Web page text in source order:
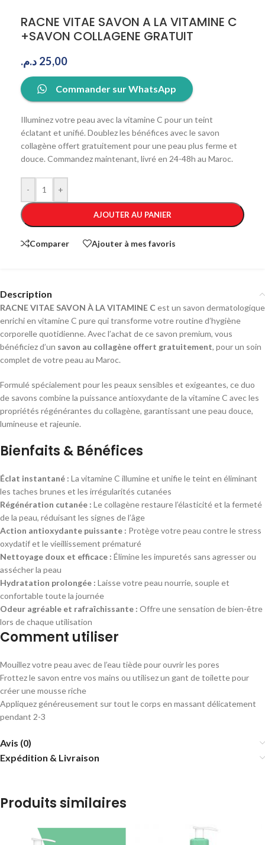
RACNE VITAE SAVON A LA VITAMINE C
+SAVON COLLAGENE GRATUIT
25,00 د.م.
Commander sur WhatsApp
Illuminez votre peau avec la vitamine C pour un teint
éclatant et unifié. Doublez les bénéfices avec le savon
collagène offert gratuitement pour une peau plus ferme et
douce. Commandez maintenant, livré en 24-48h au Maroc.
- +
AJOUTER AU PANIER
Comparer Ajouter à mes favoris
Description
RACNE VITAE SAVON À LA VITAMINE C est un savon dermatologique
enrichi en vitamine C pure qui transforme votre routine d’hygiène
corporelle quotidienne. Avec l’achat de ce savon premium, vous
bénéficiez d’un savon au collagène offert gratuitement, pour un soin
complet de votre peau au Maroc.
Formulé spécialement pour les peaux sensibles et exigeantes, ce duo
de savons combine la puissance antioxydante de la vitamine C avec les
propriétés régénérantes du collagène, garantissant une peau douce,
lumineuse et rajeunie.
Bienfaits & Bénéfices
Éclat instantané : La vitamine C illumine et unifie le teint en éliminant
les taches brunes et les irrégularités cutanées
Régénération cutanée : Le collagène restaure l’élasticité et la fermeté
de la peau, réduisant les signes de l’âge
Action antioxydante puissante : Protège votre peau contre le stress
oxydatif et le vieillissement prématuré
Nettoyage doux et efficace : Élimine les impuretés sans agresser ou
assécher la peau
Hydratation prolongée : Laisse votre peau nourrie, souple et
confortable toute la journée
Odeur agréable et rafraîchissante : Offre une sensation de bien-être
lors de chaque utilisation
Comment utiliser
Mouillez votre peau avec de l’eau tiède pour ouvrir les pores
Frottez le savon entre vos mains ou utilisez un gant de toilette pour
créer une mousse riche
Appliquez généreusement sur tout le corps en massant délicatement
pendant 2-3
Avis (0)
Expédition & Livraison
Produits similaires